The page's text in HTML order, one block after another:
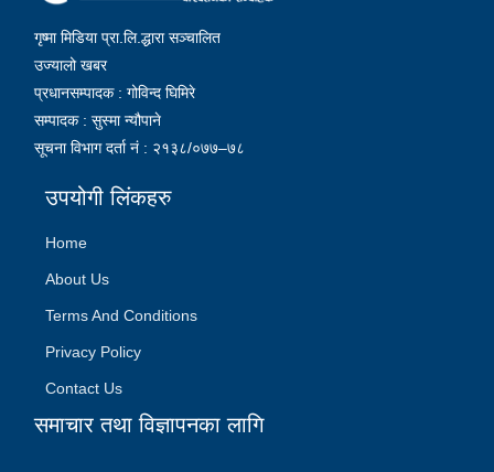
गृष्मा मिडिया प्रा.लि.द्धारा सञ्चालित
उज्यालो खबर
प्रधानसम्पादक : गोविन्द घिमिरे
सम्पादक : सुस्मा न्यौपाने
सूचना विभाग दर्ता नं : २१३८/०७७–७८
उपयोगी लिंकहरु
Home
About Us
Terms And Conditions
Privacy Policy
Contact Us
समाचार तथा विज्ञापनका लागि